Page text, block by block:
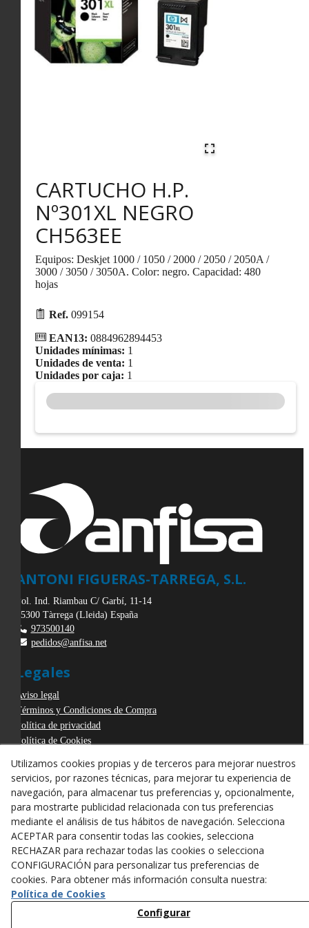
CARTUCHO H.P.
Nº301XL NEGRO
CH563EE
Equipos: Deskjet 1000 / 1050 / 2000 / 2050 / 2050A /
3000 / 3050 / 3050A. Color: negro. Capacidad: 480
hojas
Ref. 099154
EAN13: 0884962894453
Unidades mínimas: 1
Unidades de venta: 1
Unidades por caja: 1
ANTONI FIGUERAS-TARREGA, S.L.
Pol. Ind. Riambau C/ Garbí, 11-14
25300 Tàrrega (Lleida) España
973500140
pedidos@anfisa.net
Legales
Aviso legal
Términos y Condiciones de Compra
Política de privacidad
Política de Cookies
Derecho de desistimiento
Utilizamos cookies propias y de terceros para mejorar nuestros
servicios, por razones técnicas, para mejorar tu experiencia de
navegación, para almacenar tus preferencias y, opcionalmente,
para mostrarte publicidad relacionada con tus preferencias
mediante el análisis de tus hábitos de navegación. Selecciona
ACEPTAR para consentir todas las cookies, selecciona
RECHAZAR para rechazar todas las cookies o selecciona
CONFIGURACIÓN para personalizar tus preferencias de
cookies. Para obtener más información consulta nuestra:
Política de Cookies
Configurar